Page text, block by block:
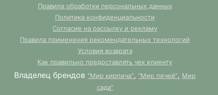
Правила обработки персональных данных
Политика конфиденциальности
Согласие на рассылку и рекламу
Правила применения рекомендательных технологий
Условия возврата
Как правильно предоставлять чек клиенту
Владелец брендов "Мир кирпича", "Мир печей", Мир
сада"